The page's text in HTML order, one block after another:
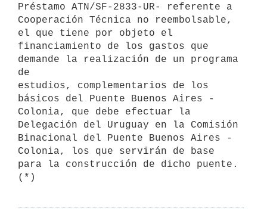
Préstamo ATN/SF-2833-UR- referente a
Cooperación Técnica no reembolsable,
el que tiene por objeto el
financiamiento de los gastos que
demande la realización de un programa
de
estudios, complementarios de los
básicos del Puente Buenos Aires -
Colonia, que debe efectuar la
Delegación del Uruguay en la Comisión
Binacional del Puente Buenos Aires -
Colonia, los que servirán de base
para la construcción de dicho puente.